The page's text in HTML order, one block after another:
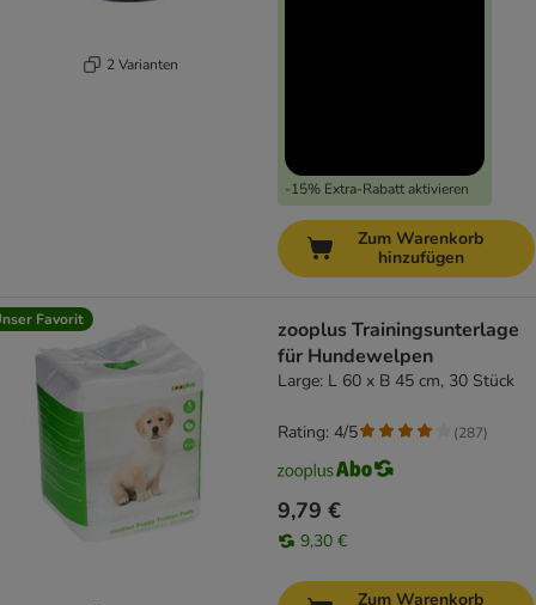
2 Varianten
-15% Extra-Rabatt aktivieren
Zum Warenkorb
hinzufügen
Favorit
zooplus Trainingsunterlage
für Hundewelpen
Large: L 60 x B 45 cm, 30 Stück
9,79 €
9,30 €
Rating: 4/5 (287)
Zum Warenkorb